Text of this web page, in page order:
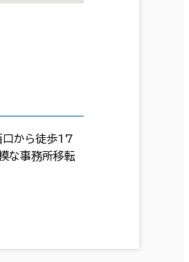
口から徒歩17
な事務所移転